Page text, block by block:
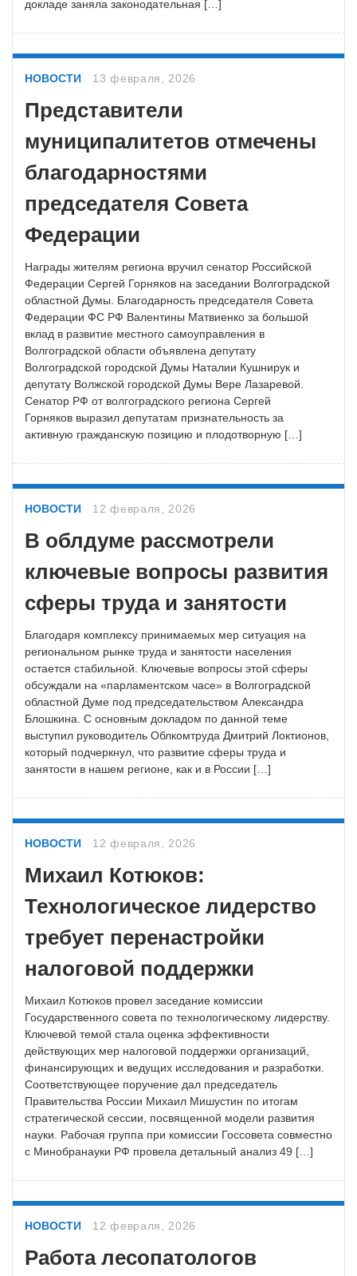
докладе заняла законодательная […]
НОВОСТИ 13 февраля, 2026
Представители
муниципалитетов отмечены
благодарностями
председателя Совета
Федерации
Награды жителям региона вручил сенатор Российской
Федерации Сергей Горняков на заседании Волгоградской
областной Думы. Благодарность председателя Совета
Федерации ФС РФ Валентины Матвиенко за большой
вклад в развитие местного самоуправления в
Волгоградской области объявлена депутату
Волгоградской городской Думы Наталии Кушнирук и
депутату Волжской городской Думы Вере Лазаревой.
Сенатор РФ от волгоградского региона Сергей
Горняков выразил депутатам признательность за
активную гражданскую позицию и плодотворную […]
НОВОСТИ 12 февраля, 2026
В облдуме рассмотрели
ключевые вопросы развития
сферы труда и занятости
Благодаря комплексу принимаемых мер ситуация на
региональном рынке труда и занятости населения
остается стабильной. Ключевые вопросы этой сферы
обсуждали на «парламентском часе» в Волгоградской
областной Думе под председательством Александра
Блошкина. С основным докладом по данной теме
выступил руководитель Облкомтруда Дмитрий Локтионов,
который подчеркнул, что развитие сферы труда и
занятости в нашем регионе, как и в России […]
НОВОСТИ 12 февраля, 2026
Михаил Котюков:
Технологическое лидерство
требует перенастройки
налоговой поддержки
Михаил Котюков провел заседание комиссии
Государственного совета по технологическому лидерству.
Ключевой темой стала оценка эффективности
действующих мер налоговой поддержки организаций,
финансирующих и ведущих исследования и разработки.
Соответствующее поручение дал председатель
Правительства России Михаил Мишустин по итогам
стратегической сессии, посвященной модели развития
науки. Рабочая группа при комиссии Госсовета совместно
с Минобранауки РФ провела детальный анализ 49 […]
НОВОСТИ 12 февраля, 2026
Работа лесопатологов